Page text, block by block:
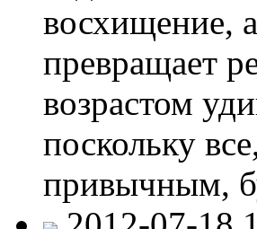
восхищение,
превращает
возрастом
поскольку
привычным,